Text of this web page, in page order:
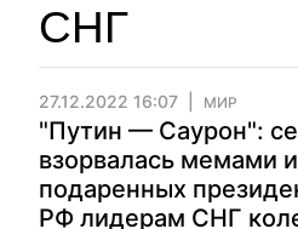
СНГ
27.12.2022 16:07 МИР
"Путин — Саурон":
взорвалась мемами
подаренных
РФ лидерам СНГ